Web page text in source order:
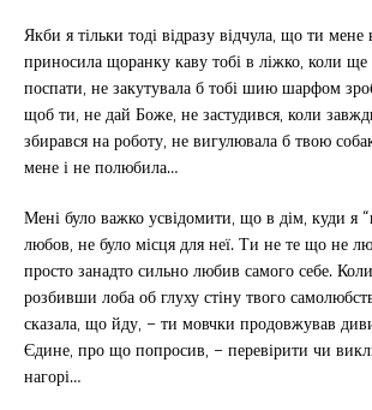
Якби я тільки тоді відразу відчула, що ти
приносила щоранку каву тобі в ліжко, коли ще
поспати, не закутувала б тобі шию шарфом
щоб ти, не дай Боже, не застудився, коли
збирався на роботу, не вигулювала б твою
мене і не полюбила…
Мені було важко усвідомити, що в дім, куди я
любов, не було місця для неї. Ти не те що не
просто занадто сильно любив самого себе.
розбивши лоба об глуху стіну твого
сказала, що йду, – ти мовчки продовжував
Єдине, про що попросив, – перевірити чи
нагорі…